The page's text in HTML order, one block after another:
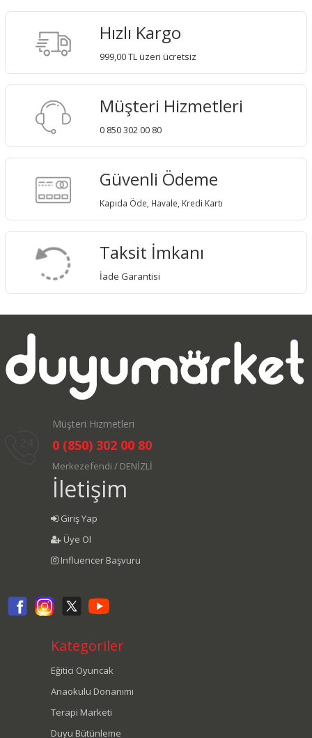
Hızlı Kargo
999,00 TL üzeri ücretsiz
Müşteri Hizmetleri
0 850 302 00 80
Güvenli Ödeme
Kapıda Öde, Havale, Kredi Kartı
Taksit İmkanı
İade Garantisi
Müşteri Hizmetleri
0 (850) 302 00 80
Merkezefendi / DENİZLİ
İletişim
Giriş Yap
Üye Ol
Influencer Başvuru
Kategoriler
Eğitici Oyuncak
Anaokulu Donanımı
Terapi Marketi
Duyu Bütünleme